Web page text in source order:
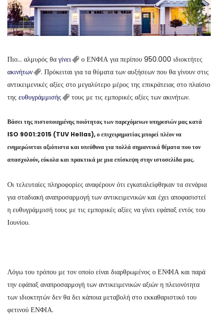
Πιο… αλμυρός θα γίνει
ο ΕΝΦΙΑ για περίπου 950.000 ιδιοκτήτες
ακινήτων
. Πρόκειται για τα θύματα των αυξήσεων που θα γίνουν στις
αντικειμενικές αξίες στο μεγαλύτερο μέρος της επικράτειας στο πλαίσιο
της ευθυγράμμισής τους με τις εμπορικές αξίες των ακινήτων.
Βάσει της πιστοποιημένης ποιότητας των παρεχόμενων υπηρεσιών μας κατά
ISO 9001:2015 (TUV Hellas), ο επιχειρηματίας μπορεί πλέον να
ενημερώνεται αξιόπιστα και υπεύθυνα για πολλά σημαντικά θέματα που τον
απασχολούν, εύκολα και πρακτικά με μια επίσκεψη στην ιστοσελίδα μας.
Οι τελευταίες πληροφορίες αναφέρουν ότι εγκαταλείφθηκαν τα σενάρια
για σταδιακή αναπροσαρμογή των αντικειμενικών και έχει αποφασιστεί
η ευθυγράμμισή τους με τις εμπορικές αξίες να γίνει εφάπαξ εντός του
Ιουνίου.
Λόγω του τρόπου με τον οποίο είναι διαρθρωμένος ο ΕΝΦΙΑ και παρά
την εφάπαξ αναπροσαρμογή των αντικειμενικών αξιών η πλειονότητα
των ιδιοκτητών δεν θα δει κάποια μεταβολή στο εκκαθαριστικό του
φετινού ΕΝΦΙΑ.